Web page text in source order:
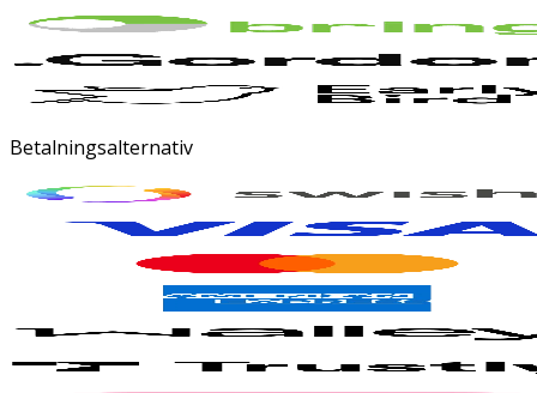
Betalningsalternativ